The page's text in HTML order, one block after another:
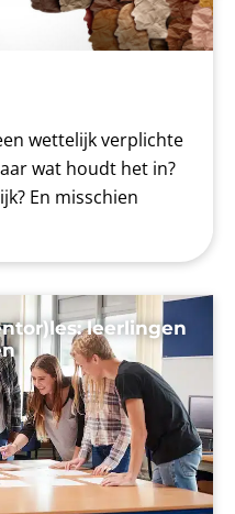
wettelijk verplichte
wat houdt het in?
En misschien
leerlingen